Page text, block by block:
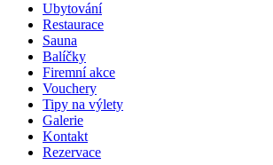
Ubytování
Restaurace
Sauna
Balíčky
Firemní akce
Vouchery
Tipy na výlety
Galerie
Kontakt
Rezervace